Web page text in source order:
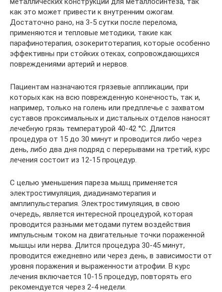
как это может привести к внутренним ожогам.
Достаточно рано, на 3-5 сутки после перелома,
применяются и тепловые методики, такие как
парафинотерапия, озокеритотерапия, которые особенно
эффективны при стойких отеках, сопровождающихся
повреждениями артерий и нервов.
Пациентам назначаются грязевые аппликации, при
которых как на всю поврежденную конечность, так и,
например, только на голень или предплечье с захватом
суставов проксимальных и дистальных отделов наносят
лечебную грязь температурой 40-42 °C. Длится
процедура от 15 до 30 минут и проводится либо через
день, либо два дня подряд с перерывами на третий, курс
лечения состоит из 12-15 процедур.
С целью уменьшения пареза мышц применяется
электростимуляция, диадинамотерапия и
амплипульстерапия. Электростимуляция, в свою
очередь, является интересной процедурой, которая
проводится разными методами путем воздействия
импульсным током на двигательные точки пораженной
мышцы или нерва. Длится процедура 30-45 минут,
проводится ежедневно или через день, в зависимости от
уровня поражения и выраженности атрофии. В курс
лечения включается 10-15 процедур, повторять его
рекомендуется через 2-4 недели.